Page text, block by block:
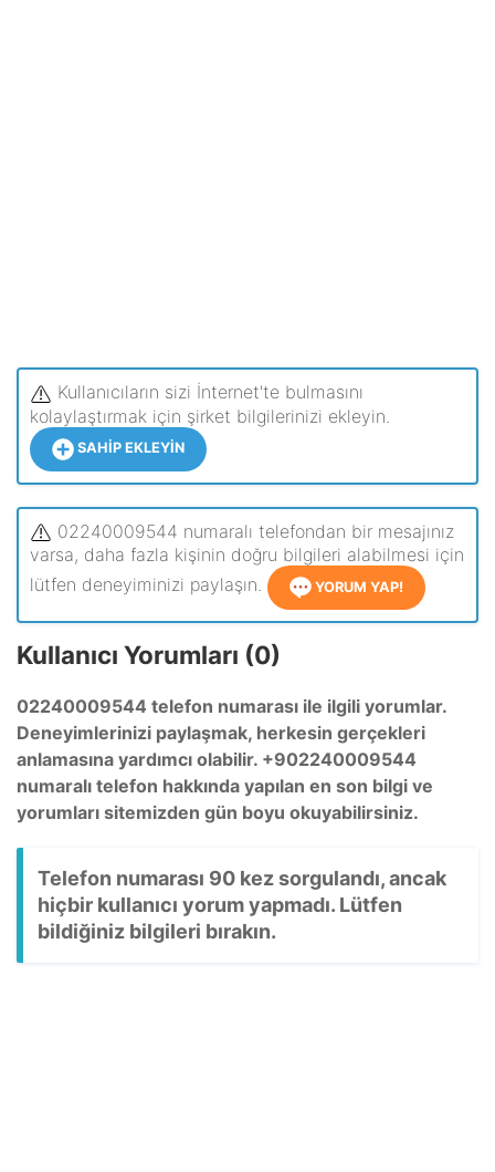
Kullanıcıların sizi İnternet'te bulmasını
kolaylaştırmak için şirket bilgilerinizi ekleyin.
SAHIP EKLEYIN
02240009544 numaralı telefondan bir mesajınız
varsa, daha fazla kişinin doğru bilgileri alabilmesi için
lütfen deneyiminizi paylaşın.
YORUM YAP!
Kullanıcı Yorumları (0)
02240009544 telefon numarası ile ilgili yorumlar.
Deneyimlerinizi paylaşmak, herkesin gerçekleri
anlamasına yardımcı olabilir. +902240009544
numaralı telefon hakkında yapılan en son bilgi ve
yorumları sitemizden gün boyu okuyabilirsiniz.
Telefon numarası 90 kez sorgulandı, ancak
hiçbir kullanıcı yorum yapmadı. Lütfen
bildiğiniz bilgileri bırakın.